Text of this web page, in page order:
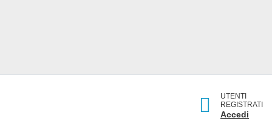
UTENTI
REGISTRATI
Accedi